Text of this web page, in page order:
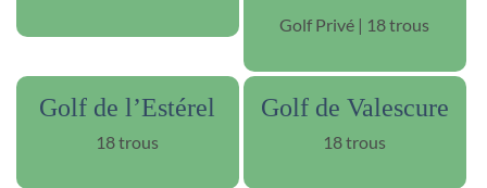
Golf Privé | 18 trous
Golf de l’Estérel
18 trous
Golf de Valescure
18 trous